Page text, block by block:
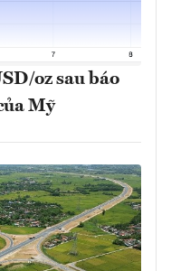
oz sau báo
Mỹ